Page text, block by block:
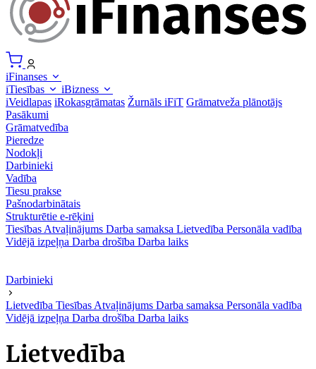
iFinanses
iTiesības
iBizness
iVeidlapas iRokasgrāmatas Žurnāls iFiT Grāmatveža plānotājs
Pasākumi
Grāmatvedība
Pieredze
Nodokļi
Darbinieki
Vadība
Tiesu prakse
Pašnodarbinātais
Strukturētie e-rēķini
Tiesības Atvaļinājums Darba samaksa Lietvedība Personāla vadība
Vidējā izpeļņa Darba drošība Darba laiks
Darbinieki
Lietvedība Tiesības Atvaļinājums Darba samaksa Personāla vadība
Vidējā izpeļņa Darba drošība Darba laiks
Lietvedība